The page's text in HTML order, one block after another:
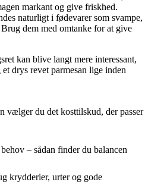
markant og give friskhed.
naturligt i fødevarer som svampe,
dem med omtanke for at give
kan blive langt mere interessant,
drys revet parmesan lige inden
vælger du det kosttilskud, der passer
– sådan finder du balancen
krydderier, urter og gode